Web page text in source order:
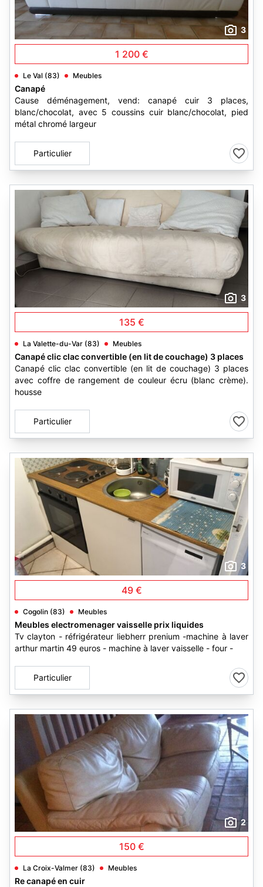
3
1 200 €
Le Val (83) Meubles
Canapé
Cause déménagement, vend: canapé cuir 3 places,
blanc/chocolat, avec 5 coussins cuir blanc/chocolat, pied
métal chromé largeur
Particulier
3
135 €
La Valette-du-Var (83) Meubles
Canapé clic clac convertible (en lit de couchage) 3 places
Canapé clic clac convertible (en lit de couchage) 3 places
avec coffre de rangement de couleur écru (blanc crème).
housse
Particulier
3
49 €
Cogolin (83) Meubles
Meubles electromenager vaisselle prix liquides
Tv clayton - réfrigérateur liebherr prenium -machine à laver
arthur martin 49 euros - machine à laver vaisselle - four -
Particulier
2
150 €
La Croix-Valmer (83) Meubles
Re canapé en cuir